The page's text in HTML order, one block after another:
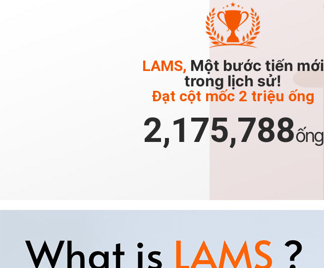
LAMS, Một bước tiến mới
trong lịch sử!
Đạt cột mốc 2 triệu ống
2,175,788ống